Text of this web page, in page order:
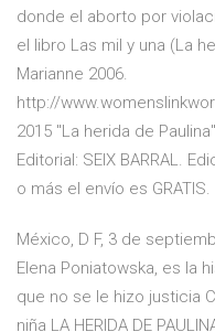
donde el aborto por
el libro Las mil y una (La
Marianne 2006.
http://
2015 "La herida de
Editorial: SEIX BARRAL.
o más el envío es GRATIS.
México, D F, 3 de
Elena Poniatowska, es la
que no se le hizo justicia
niña LA HERIDA DE